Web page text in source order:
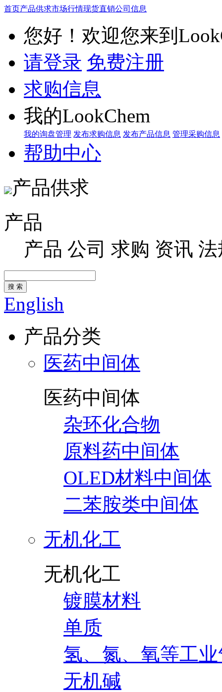
首页产品供求市场行情现货直销公司信息
您好！欢迎您来到
请登录 免费注册
求购信息
我的LookChem
我的询盘管理 发布求购信息 发布产品信息 管理采购信息
帮助中心
产品供求
产品
产品 公司 求购 资讯 法
搜 索
English
产品分类
医药中间体
医药中间体
杂环化合物
原料药中间体
OLED材料中间体
二苯胺类中间体
无机化工
无机化工
镀膜材料
单质
氢、氮、氧等工
无机碱